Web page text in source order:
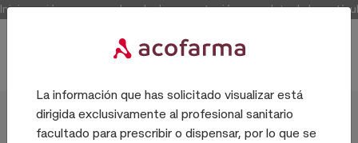
Inicia sesión para acceder a la documentación completa de los
Inicio
La información que has solicitado visualizar está
dirigida exclusivamente al profesional sanitario
facultado para prescribir o dispensar, por lo que se